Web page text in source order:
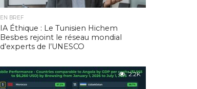
EN BREF
IA Éthique : Le Tunisien Hichem
Besbes rejoint le réseau mondial
d’experts de l’UNESCO
2.2K